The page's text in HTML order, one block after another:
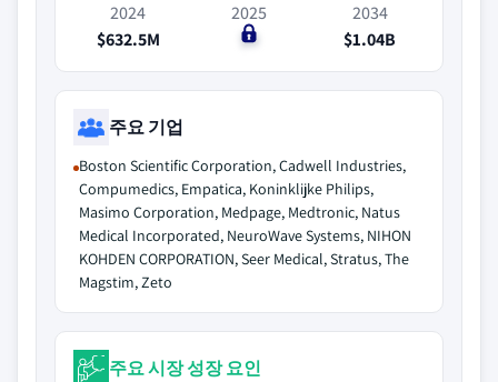
2024
$632.5M
2025
$0
2034
$1.04B
주요 기업
Boston Scientific Corporation, Cadwell Industries,
Compumedics, Empatica, Koninklijke Philips,
Masimo Corporation, Medpage, Medtronic, Natus
Medical Incorporated, NeuroWave Systems, NIHON
KOHDEN CORPORATION, Seer Medical, Stratus, The
Magstim, Zeto
주요 시장 성장 요인